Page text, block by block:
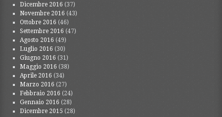
Dicembre 2016 (37)
Novembre 2016 (43)
Ottobre 2016 (46)
Settembre 2016 (47)
Agosto 2016 (49)
Luglio 2016 (30)
Giugno 2016 (31)
Maggio 2016 (38)
Aprile 2016 (34)
Marzo 2016 (27)
Febbraio 2016 (24)
Gennaio 2016 (28)
Dicembre 2015 (28)